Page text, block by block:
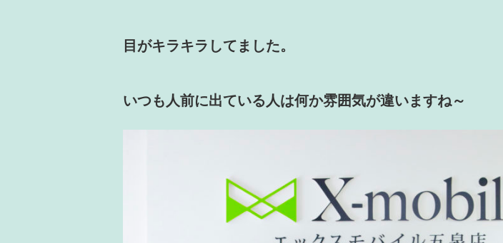
目がキラキラしてました。
いつも人前に出ている人は何か雰囲気が違いますね～